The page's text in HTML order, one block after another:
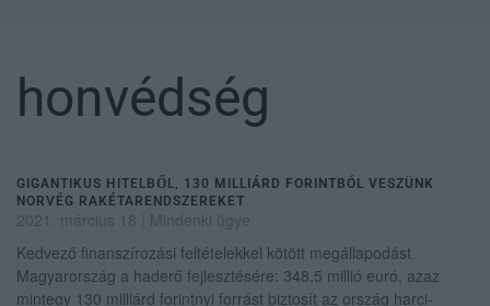
honvédség
GIGANTIKUS HITELBŐL, 130 MILLIÁRD FORINTBÓL VESZÜNK
NORVÉG RAKÉTARENDSZEREKET
2021. március 18
Mindenki ügye
Kedvező finanszírozási feltételekkel kötött megállapodást
Magyarország a haderő fejlesztésére: 348,5 millió euró, azaz
mintegy 130 milliárd forintnyi forrást biztosít az ország harci-